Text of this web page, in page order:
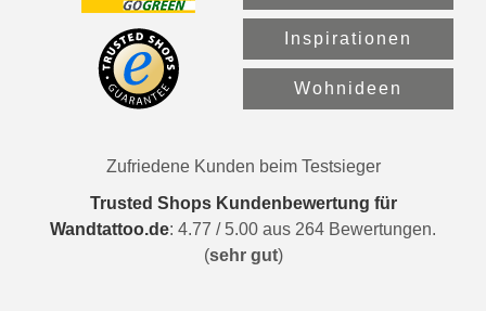
Inspirationen
Wohnideen
Zufriedene Kunden beim Testsieger
Trusted Shops Kundenbewertung für
Wandtattoo.de: 4.77 / 5.00 aus 264 Bewertungen.
(sehr gut)